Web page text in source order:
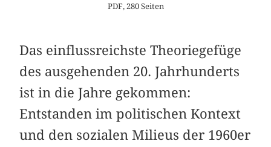
PDF, 280 Seiten
Das einflussreichste Theoriegefüge
des ausgehenden 20. Jahrhunderts
ist in die Jahre gekommen:
Entstanden im politischen Kontext
und den sozialen Milieus der 1960er